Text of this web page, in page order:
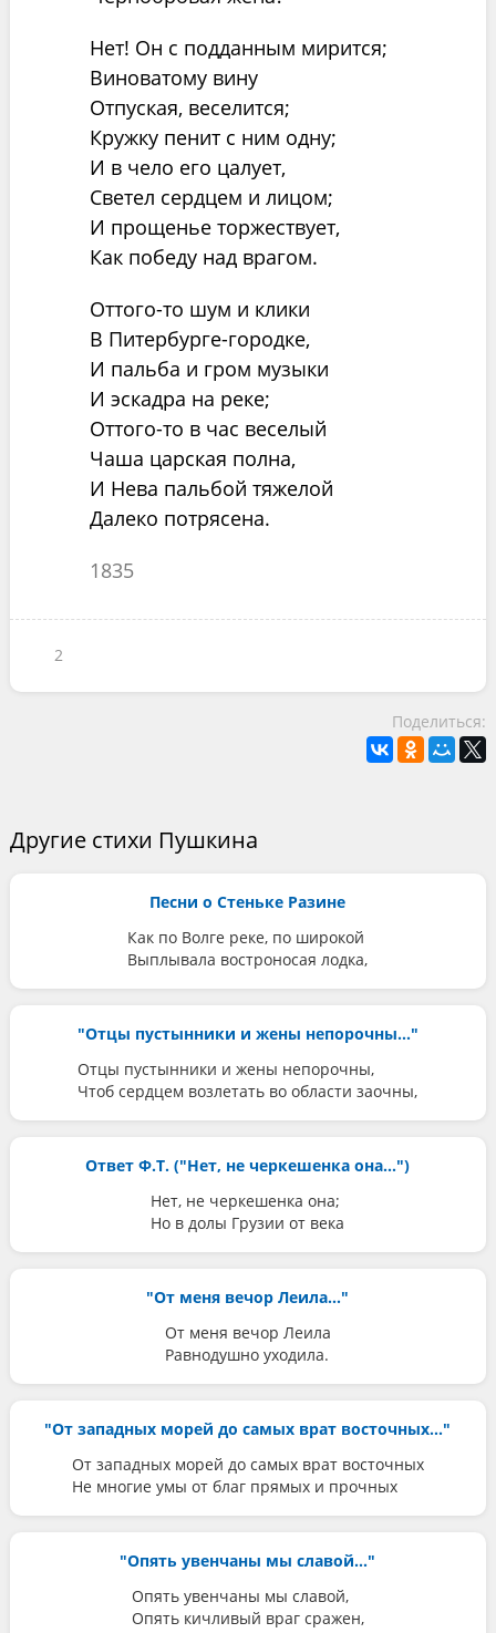
Нет! Он с подданным мирится;
Виноватому вину
Отпуская, веселится;
Кружку пенит с ним одну;
И в чело его цалует,
Светел сердцем и лицом;
И прощенье торжествует,
Как победу над врагом.
Оттого-то шум и клики
В Питербурге-городке,
И пальба и гром музыки
И эскадра на реке;
Оттого-то в час веселый
Чаша царская полна,
И Нева пальбой тяжелой
Далеко потрясена.
1835
2
Поделиться:
Другие стихи Пушкина
Песни о Стеньке Разине
Как по Волге реке, по широкой
Выплывала востроносая лодка,
"Отцы пустынники и жены непорочны..."
Отцы пустынники и жены непорочны,
Чтоб сердцем возлетать во области заочны,
Ответ Ф.Т. ("Нет, не черкешенка она...")
Нет, не черкешенка она;
Но в долы Грузии от века
"От меня вечор Леила..."
От меня вечор Леила
Равнодушно уходила.
"От западных морей до самых врат восточных..."
От западных морей до самых врат восточных
Не многие умы от благ прямых и прочных
"Опять увенчаны мы славой..."
Опять увенчаны мы славой,
Опять кичливый враг сражен,